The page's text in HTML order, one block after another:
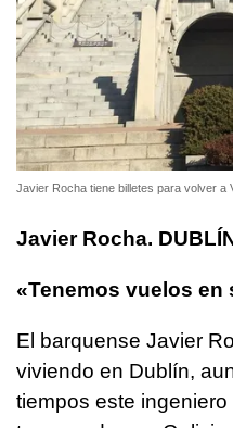
Javier Rocha tiene billetes para volver a
Javier Rocha.
«Tenemos vuelos en
El barquense Javier
viviendo en Dublín,
tiempos este